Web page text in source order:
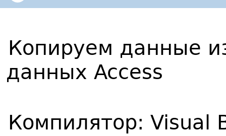
Копируем данные
данных Access
Компилятор: Visual